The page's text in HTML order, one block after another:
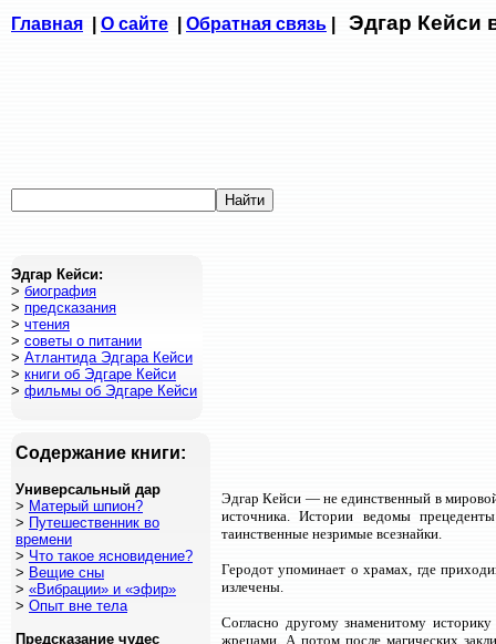
Эдгар Кейси:
> биография
> предсказания
> чтения
> советы о питании
> Атлантида Эдгара Кейси
> книги об Эдгаре Кейси
> фильмы об Эдгаре Кейси
Главная О сайте Обратная связь Эдгар Кейси
Содержание книги:
Универсальный дар
> Матерый шпион?
> Путешественник во
времени
> Что такое ясновидение?
> Вещие сны
> «Вибрации» и «эфир»
> Опыт вне тела
Предсказание чудес
Эдгар Кейси — не единственный в
источника. Истории ведомы
таинственные незримые всезнайки.
Геродот упоминает о храмах, где
излечены.
Согласно другому знаменитому
жрецами. А потом после магических